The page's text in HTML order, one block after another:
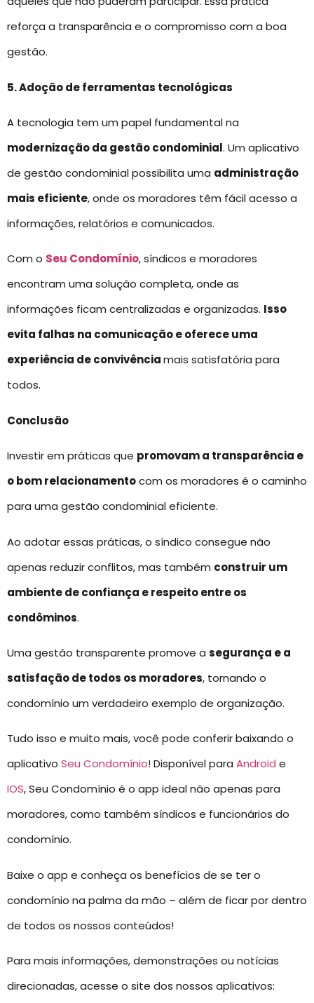
reforça a transparência e o compromisso com a boa
gestão.
5. Adoção de ferramentas tecnológicas
A tecnologia tem um papel fundamental na
modernização da gestão condominial. Um aplicativo
de gestão condominial possibilita uma administração
mais eficiente, onde os moradores têm fácil acesso a
informações, relatórios e comunicados.
Com o Seu Condomínio, síndicos e moradores
encontram uma solução completa, onde as
informações ficam centralizadas e organizadas. Isso
evita falhas na comunicação e oferece uma
experiência de convivênciamais satisfatória para
todos.
Conclusão
Investir em práticas que promovam a transparência e
o bom relacionamentocom os moradores é o caminho
para uma gestão condominial eficiente.
Ao adotar essas práticas, o síndico consegue não
apenas reduzir conflitos, mas também construir um
ambiente de confiança e respeito entre os
condôminos.
Uma gestão transparente promove a segurança e a
satisfação de todos os moradores, tornando o
condomínio um verdadeiro exemplo de organização.
Tudo isso e muito mais, você pode conferir baixando o
aplicativo Seu Condomínio! Disponível para Android e
IOS, Seu Condomínio é o app ideal não apenas para
moradores, como também síndicos e funcionários do
condomínio.
Baixe o app e conheça os benefícios de se ter o
condomínio na palma da mão – além de ficar por dentro
de todos os nossos conteúdos!
Para mais informações, demonstrações ou notícias
direcionadas, acesse o site dos nossos aplicativos: